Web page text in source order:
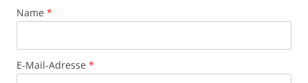
Name *
E-Mail-Adresse *